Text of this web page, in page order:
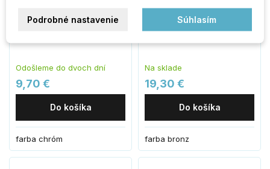
Guľa štvorcová chróm
Odošleme do dvoch dní
9,70 €
Do košíka
farba chróm
Guľa Okrúhla bronz pár
Na sklade
19,30 €
Do košíka
farba bronz
Podrobné nastavenie Súhlasím